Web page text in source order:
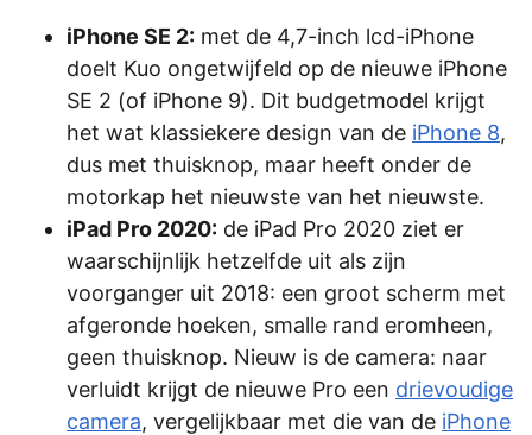
iPhone SE 2: met de 4,7-inch lcd-iPhone
doelt Kuo ongetwijfeld op de nieuwe iPhone
SE 2 (of iPhone 9). Dit budgetmodel krijgt
het wat klassiekere design van de iPhone 8,
dus met thuisknop, maar heeft onder de
motorkap het nieuwste van het nieuwste.
iPad Pro 2020: de iPad Pro 2020 ziet er
waarschijnlijk hetzelfde uit als zijn
voorganger uit 2018: een groot scherm met
afgeronde hoeken, smalle rand eromheen,
geen thuisknop. Nieuw is de camera: naar
verluidt krijgt de nieuwe Pro een drievoudige
camera, vergelijkbaar met die van de iPhone